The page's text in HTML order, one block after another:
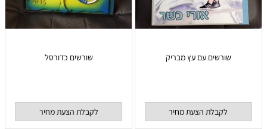
שורשים עם עץ מבריק
לקבלת הצעת מחיר
שורשים כדורסל
לקבלת הצעת מחיר